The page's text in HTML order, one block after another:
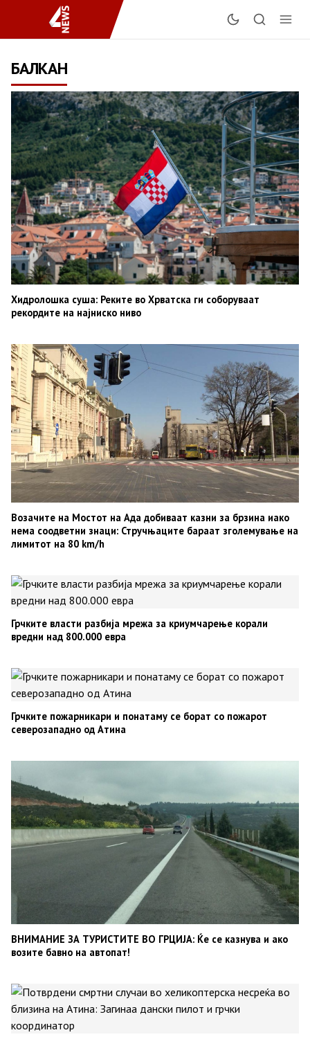
БАЛКАН
Хидролошка суша: Реките во Хрватска ги соборуваат
рекордите на најниско ниво
Возачите на Мостот на Ада добиваат казни за брзина иако
нема соодветни знаци: Стручњаците бараат зголемување на
лимитот на 80 km/h
Грчките власти разбија мрежа за криумчарење корали
вредни над 800.000 евра
Грчките пожарникари и понатаму се борат со пожарот
северозападно од Атина
ВНИМАНИЕ ЗА ТУРИСТИТЕ ВО ГРЦИЈА: Ќе се казнува и ако
возите бавно на автопат!